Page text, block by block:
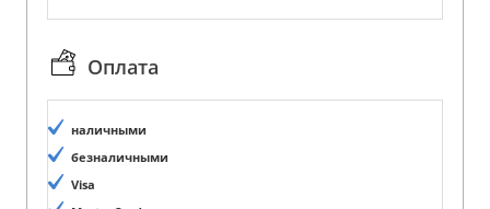
Оплата
наличными
безналичными
Visa